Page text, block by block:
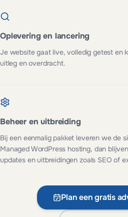
Oplevering en lancering
Je website gaat live, volledig getest en
uitleg en overdracht.
Beheer en uitbreiding
Bij een eenmalig pakket leveren we de
Managed WordPress hosting, dan
updates en uitbreidingen zoals SEO of
Plan een gratis